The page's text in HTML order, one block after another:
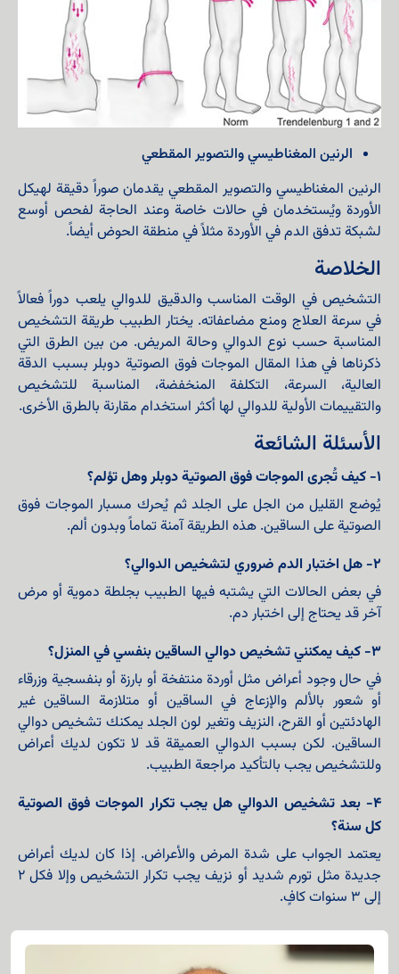
الرنين المغناطيسي والتصوير المقطعي
الرنين المغناطيسي والتصوير المقطعي يقدمان صوراً دقيقة لهيكل
الأوردة ويُستخدمان في حالات خاصة وعند الحاجة لفحص أوسع
لشبكة تدفق الدم في الأوردة مثلاً في منطقة الحوض أيضاً.
الخلاصة
التشخيص في الوقت المناسب والدقيق للدوالي يلعب دوراً فعالاً
في سرعة العلاج ومنع مضاعفاته. يختار الطبيب طريقة التشخيص
المناسبة حسب نوع الدوالي وحالة المريض. من بين الطرق التي
ذكرناها في هذا المقال الموجات فوق الصوتية دوبلر بسبب الدقة
العالية، السرعة، التكلفة المنخفضة، المناسبة للتشخيص
والتقييمات الأولية للدوالي لها أكثر استخدام مقارنة بالطرق الأخرى.
الأسئلة الشائعة
١- كيف تُجرى الموجات فوق الصوتية دوبلر وهل تؤلم؟
يُوضع القليل من الجل على الجلد ثم يُحرك مسبار الموجات فوق
الصوتية على الساقين. هذه الطريقة آمنة تماماً وبدون ألم.
٢- هل اختبار الدم ضروري لتشخيص الدوالي؟
في بعض الحالات التي يشتبه فيها الطبيب بجلطة دموية أو مرض
آخر قد يحتاج إلى اختبار دم.
٣- كيف يمكنني تشخيص دوالي الساقين بنفسي في المنزل؟
في حال وجود أعراض مثل أوردة منتفخة أو بارزة أو بنفسجية وزرقاء
أو شعور بالألم والإزعاج في الساقين أو متلازمة الساقين غير
الهادئتين أو القرح، النزيف وتغير لون الجلد يمكنك تشخيص دوالي
الساقين. لكن بسبب الدوالي العميقة قد لا تكون لديك أعراض
وللتشخيص يجب بالتأكيد مراجعة الطبيب.
٤- بعد تشخيص الدوالي هل يجب تكرار الموجات فوق الصوتية
كل سنة؟
يعتمد الجواب على شدة المرض والأعراض. إذا كان لديك أعراض
جديدة مثل تورم شديد أو نزيف يجب تكرار التشخيص وإلا فكل ٢
إلى ٣ سنوات كافٍ.